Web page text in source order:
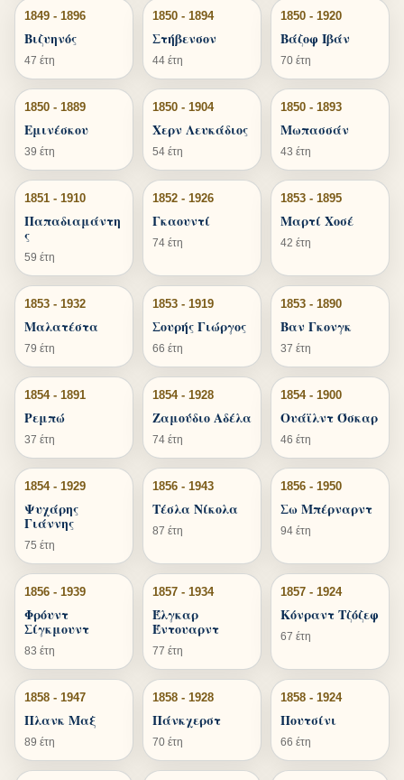
1849 - 1896
Βιζυηνός
47 έτη
1850 - 1894
Στήβενσον
44 έτη
1850 - 1920
Βάζοφ Ιβάν
70 έτη
1850 - 1889
Εμινέσκου
39 έτη
1850 - 1904
Χερν Λευκάδιος
54 έτη
1850 - 1893
Μωπασσάν
43 έτη
1851 - 1910
Παπαδιαμάντη
ς
59 έτη
1852 - 1926
Γκαουντί
74 έτη
1853 - 1895
Μαρτί Χοσέ
42 έτη
1853 - 1932
Μαλατέστα
79 έτη
1853 - 1919
Σουρής Γιώργος
66 έτη
1853 - 1890
Βαν Γκονγκ
37 έτη
1854 - 1891
Ρεμπώ
37 έτη
1854 - 1928
Ζαμούδιο Αδέλα
74 έτη
1854 - 1900
Ουάϊλντ Όσκαρ
46 έτη
1854 - 1929
Ψυχάρης
Γιάννης
75 έτη
1856 - 1943
Τέσλα Νίκολα
87 έτη
1856 - 1950
Σω Μπέρναρντ
94 έτη
1856 - 1939
Φρόυντ
Σίγκμουντ
83 έτη
1857 - 1934
Έλγκαρ
Έντουαρντ
77 έτη
1857 - 1924
Κόνραντ Τζόζεφ
67 έτη
1858 - 1947
Πλανκ Μαξ
89 έτη
1858 - 1928
Πάνκχερστ
70 έτη
1858 - 1924
Πουτσίνι
66 έτη